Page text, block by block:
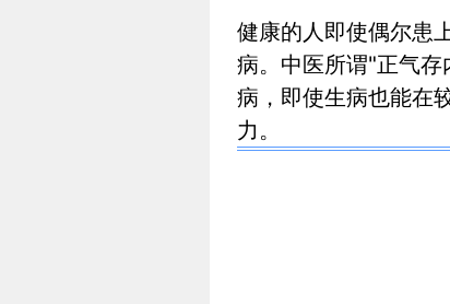
健康的人即使偶尔患
病。中医所谓"正气
病，即使生病也能在
力。